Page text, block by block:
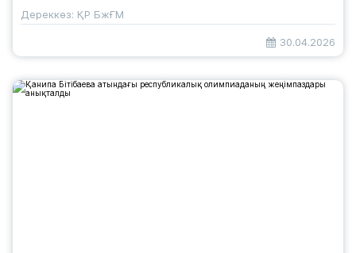
Дереккөз: ҚР БжҒМ
30.04.2026